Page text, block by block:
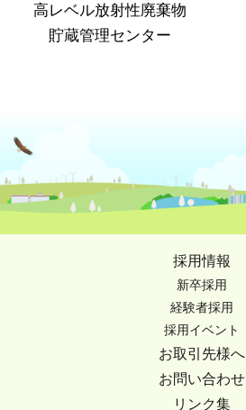
高レベル放射性廃棄物
貯蔵管理センター
採用情報
新卒採用
経験者採用
採用イベント
お取引先様へ
お問い合わせ
リンク集